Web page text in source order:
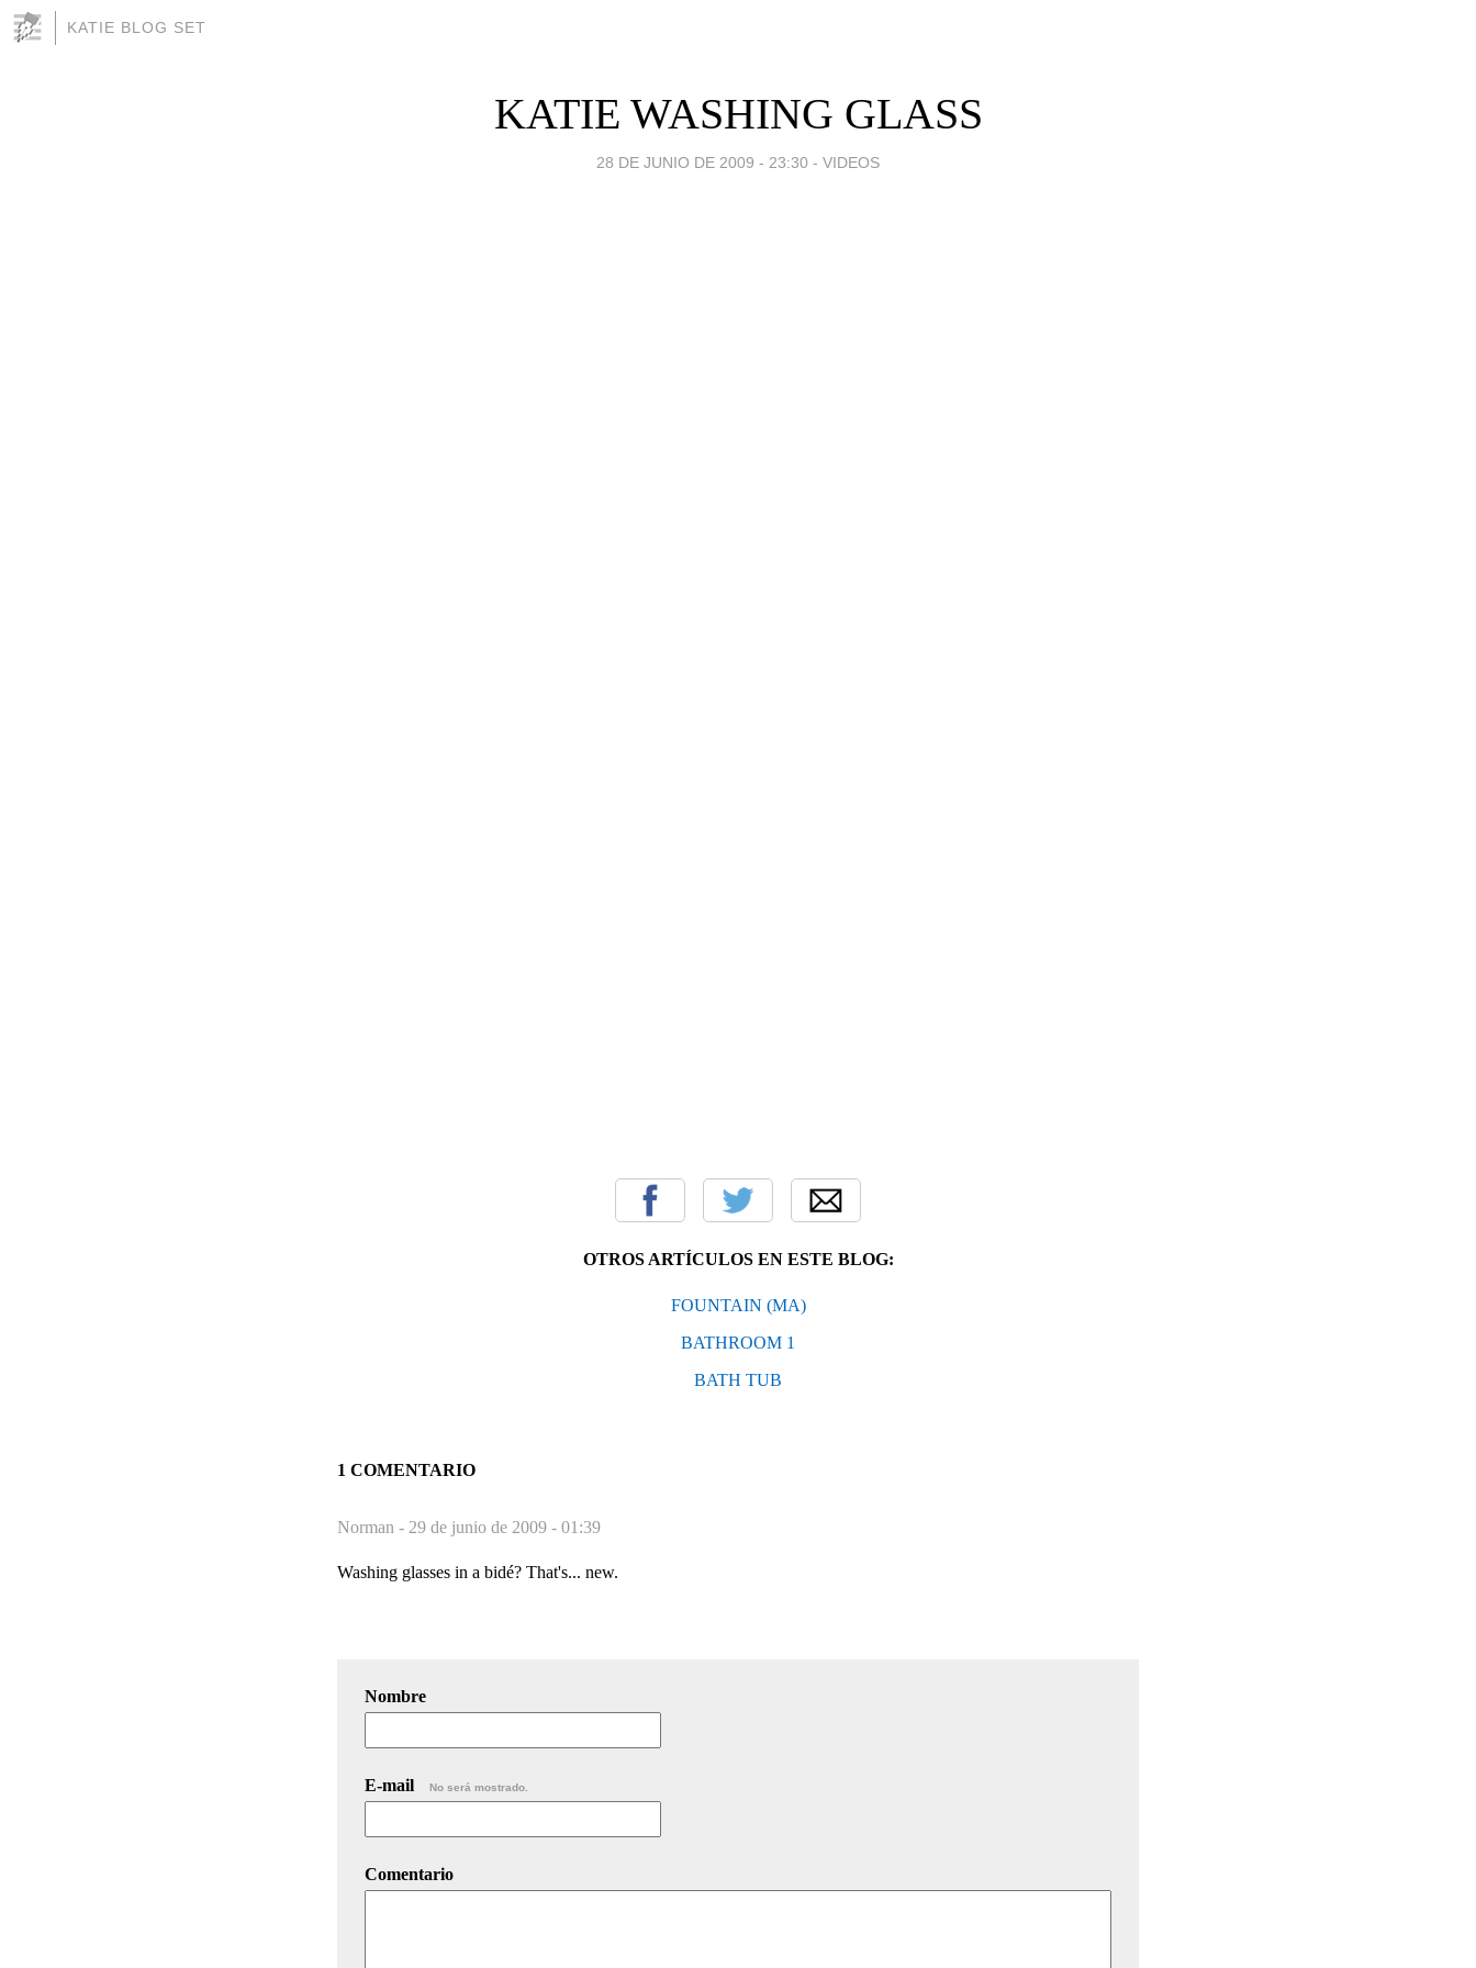
KATIE BLOG SET
KATIE WASHING GLASS
28 DE JUNIO DE 2009 - 23:30 - VIDEOS
OTROS ARTÍCULOS EN ESTE BLOG:
FOUNTAIN (MA)
BATHROOM 1
BATH TUB
1 COMENTARIO
Norman - 29 de junio de 2009 - 01:39
Washing glasses in a bidé? That's... new.
Nombre
E-mail No será mostrado.
Comentario